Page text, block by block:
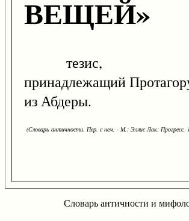
ВЕЩЕЙ»
тезис,
принадлежащий
из Абдеры.
(Словарь античности. Пер. с нем. - М.: Эллис Лак; Прогресс,
Словарь античности и